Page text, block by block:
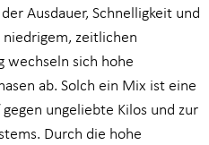
Ausdauer, Schnelligkeit und
zeitlichen
wechseln sich hohe
ab. Solch ein Mix ist eine
ungeliebte Kilos und zur
Durch die hohe